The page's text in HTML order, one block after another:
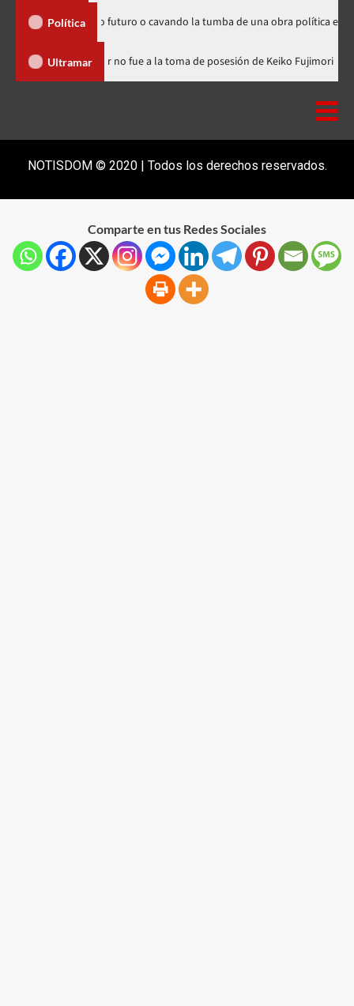
Política
futuro o cavando la tumba de una obra política exitosa”
Ultramar Luis Abinader no fue a la toma de posesión de Keiko
NOTISDOM © 2020 | Todos los derechos reservados.
Comparte en tus Redes Sociales